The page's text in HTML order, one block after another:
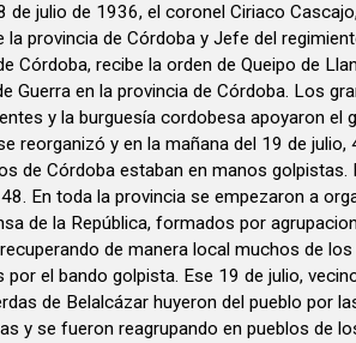
de julio de 1936, el coronel Ciriaco
la provincia de Córdoba y Jefe del
Córdoba, recibe la orden de Queipo de
Guerra en la provincia de Córdoba. Los
y la burguesía cordobesa apoyaron el
reorganizó y en la mañana del 19 de julio,
de Córdoba estaban en manos golpistas.
En toda la provincia se empezaron a
de la República, formados por
de manera local muchos de
golpista. Ese 19 de julio, vecinos y agrupaciones
de Belalcázar huyeron del pueblo por
y se fueron reagrupando en pueblos de